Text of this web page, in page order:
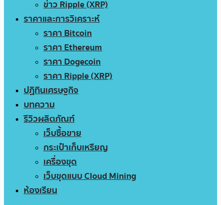
ข่าว Ripple (XRP)
ราคาและการวิเคราะห์
ราคา Bitcoin
ราคา Ethereum
ราคา Dogecoin
ราคา Ripple (XRP)
ปฏิทินเศรษฐกิจ
บทความ
รีวิวผลิตภัณฑ์
เว็บซื้อขาย
กระเป๋าเก็บเหรียญ
เครื่องขุด
เว็บขุดแบบ Cloud Mining
ห้องเรียน